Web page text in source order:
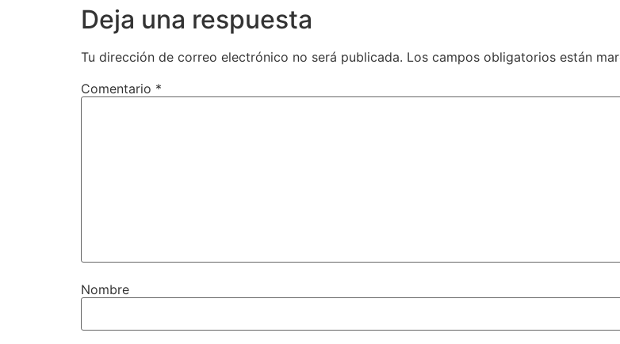
Deja una respuesta
Tu dirección de correo electrónico no será publicada. Los campos obligatorios están
Comentario *
Nombre